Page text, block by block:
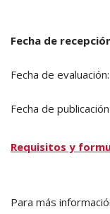
Fecha de
Fecha de
Fecha de
Requisitos y
Para más